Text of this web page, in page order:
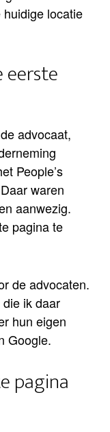
locatie
eerste
advocaat,
People’s
waren
aanwezig.
pagina te
de advocaten.
ik daar
hun eigen
Google.
pagina